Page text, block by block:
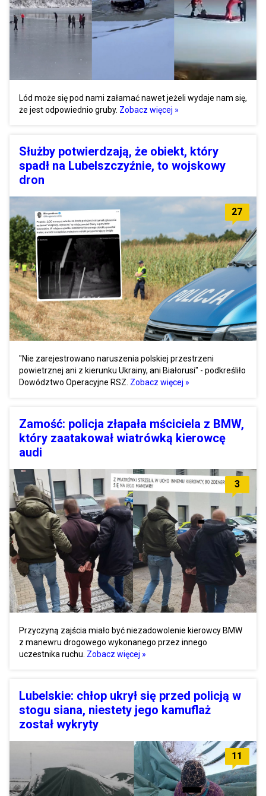
Lód może się pod nami załamać nawet jeżeli wydaje nam się,
że jest odpowiednio gruby. Zobacz więcej »
Służby potwierdzają, że obiekt, który
spadł na Lubelszczyźnie, to wojskowy
dron
27
"Nie zarejestrowano naruszenia polskiej przestrzeni
powietrznej ani z kierunku Ukrainy, ani Białorusi" - podkreśliło
Dowództwo Operacyjne RSZ. Zobacz więcej »
Zamość: policja złapała mściciela z BMW,
który zaatakował wiatrówką kierowcę
audi
3
Przyczyną zajścia miało być niezadowolenie kierowcy BMW
z manewru drogowego wykonanego przez innego
uczestnika ruchu. Zobacz więcej »
Lubelskie: chłop ukrył się przed policją w
stogu siana, niestety jego kamuflaż
został wykryty
11